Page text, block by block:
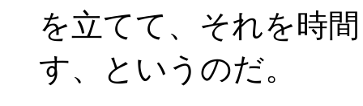
を立てて、それを時
す、というのだ。